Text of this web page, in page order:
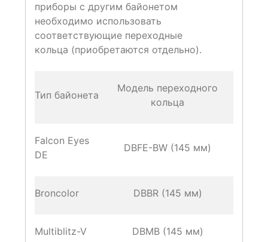
приборы с другим байонетом
необходимо использовать
соответствующие переходные
кольца (приобретаются отдельно).
Тип байонета
Модель переходного
кольца
Falcon Eyes
DE
DBFE-BW (145 мм)
Broncolor DBBR (145 мм)
Multiblitz-V DBMB (145 мм)